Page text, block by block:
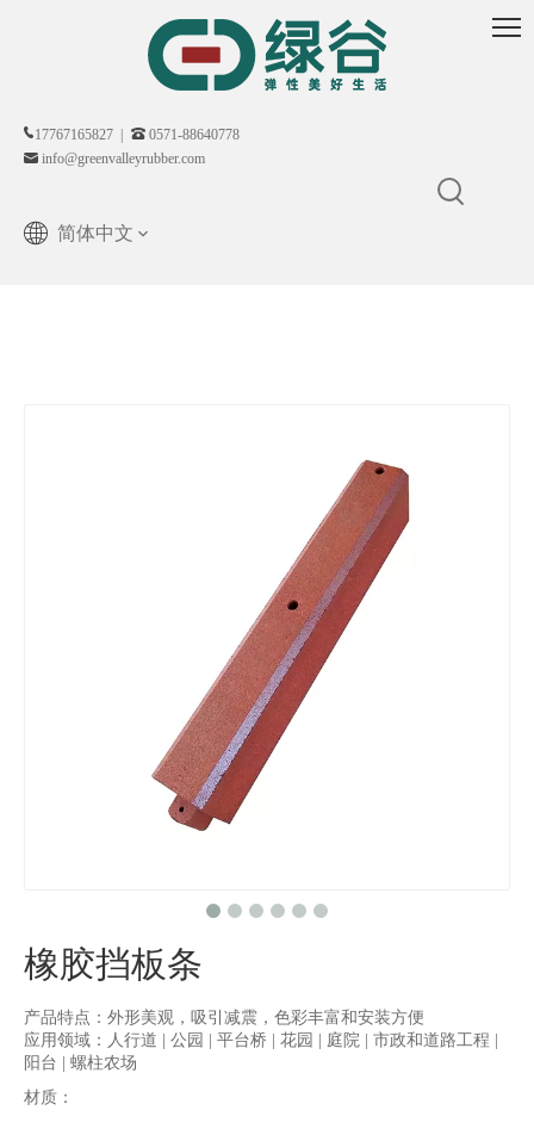
17767165827 |
0571-88640778
info@greenvalleyrubber.com
简体中文
橡胶挡板条
产品特点：外形美观，吸引减震，色彩丰富和安装方便
应用领域：人行道 | 公园 | 平台桥 | 花园 | 庭院 | 市政和道路工程 |
阳台 | 螺柱农场
材质：